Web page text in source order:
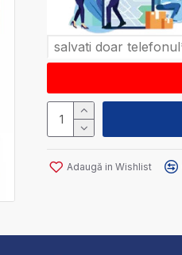
Adaugă in Wishlist